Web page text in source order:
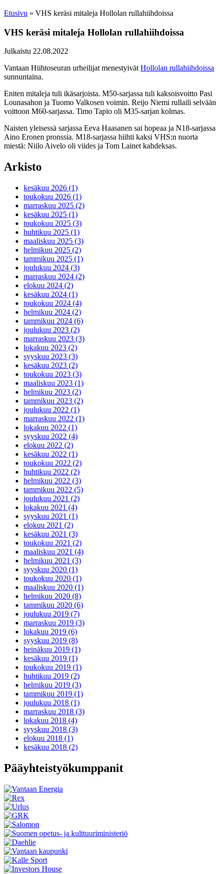
Etusivu » VHS keräsi mitaleja Hollolan rullahiihdoissa
VHS keräsi mitaleja Hollolan rullahiihdoissa
Julkaistu 22.08.2022
Vantaan Hiihtoseuran urheilijat menestyivätHollolan rullahiihdoissa
sunnuntaina.
Eniten mitaleja tuli ikäsarjoista. M50-sarjassa tuli kaksoisvoitto Pasi
Lounasahon ja Tuomo Valkosen voimin. Reijo Niemi rullaili selvään
voittoon M60-sarjassa. Timo Tapio oli M35-sarjan kolmas.
Naisten yleisessä sarjassa Eeva Haasanen sai hopeaa ja N18-sarjassa
Aino Eronen pronssia. M18-sarjassa hiihti kaksi VHS:n nuorta
miestä: Niilo Aivelo oli viides ja Tom Lainet kahdeksas.
Arkisto
kesäkuu 2026 (1)
toukokuu 2026 (1)
marraskuu 2025 (2)
kesäkuu 2025 (1)
toukokuu 2025 (3)
huhtikuu 2025 (1)
maaliskuu 2025 (3)
helmikuu 2025 (2)
tammikuu 2025 (1)
joulukuu 2024 (3)
marraskuu 2024 (2)
elokuu 2024 (2)
kesäkuu 2024 (1)
toukokuu 2024 (4)
helmikuu 2024 (2)
tammikuu 2024 (6)
joulukuu 2023 (2)
marraskuu 2023 (3)
lokakuu 2023 (2)
syyskuu 2023 (3)
kesäkuu 2023 (2)
toukokuu 2023 (3)
maaliskuu 2023 (1)
helmikuu 2023 (2)
tammikuu 2023 (2)
joulukuu 2022 (1)
marraskuu 2022 (1)
lokakuu 2022 (1)
syyskuu 2022 (4)
elokuu 2022 (2)
kesäkuu 2022 (1)
toukokuu 2022 (2)
huhtikuu 2022 (2)
helmikuu 2022 (3)
tammikuu 2022 (5)
joulukuu 2021 (2)
lokakuu 2021 (4)
syyskuu 2021 (1)
elokuu 2021 (2)
kesäkuu 2021 (3)
toukokuu 2021 (2)
maaliskuu 2021 (4)
helmikuu 2021 (3)
syyskuu 2020 (1)
toukokuu 2020 (1)
maaliskuu 2020 (1)
helmikuu 2020 (8)
tammikuu 2020 (6)
joulukuu 2019 (7)
marraskuu 2019 (3)
lokakuu 2019 (6)
syyskuu 2019 (8)
heinäkuu 2019 (1)
kesäkuu 2019 (1)
toukokuu 2019 (1)
huhtikuu 2019 (2)
helmikuu 2019 (3)
tammikuu 2019 (1)
joulukuu 2018 (1)
marraskuu 2018 (3)
lokakuu 2018 (4)
syyskuu 2018 (3)
elokuu 2018 (1)
kesäkuu 2018 (2)
Pääyhteistyökumppanit